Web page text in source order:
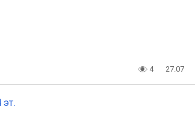
4 27.07